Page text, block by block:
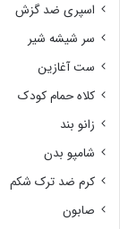
اسپری ضد گزش
سر شیشه شیر
ست آغازین
کلاه حمام کودک
زانو بند
شامپو بدن
کرم ضد ترک شکم
صابون